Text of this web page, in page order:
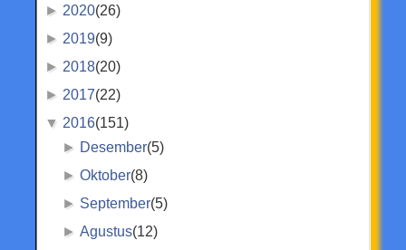
► 2020(26)
► 2019(9)
► 2018(20)
► 2017(22)
▼ 2016(151)
► Desember(5)
►Oktober(8)
► September(5)
►Agustus(12)